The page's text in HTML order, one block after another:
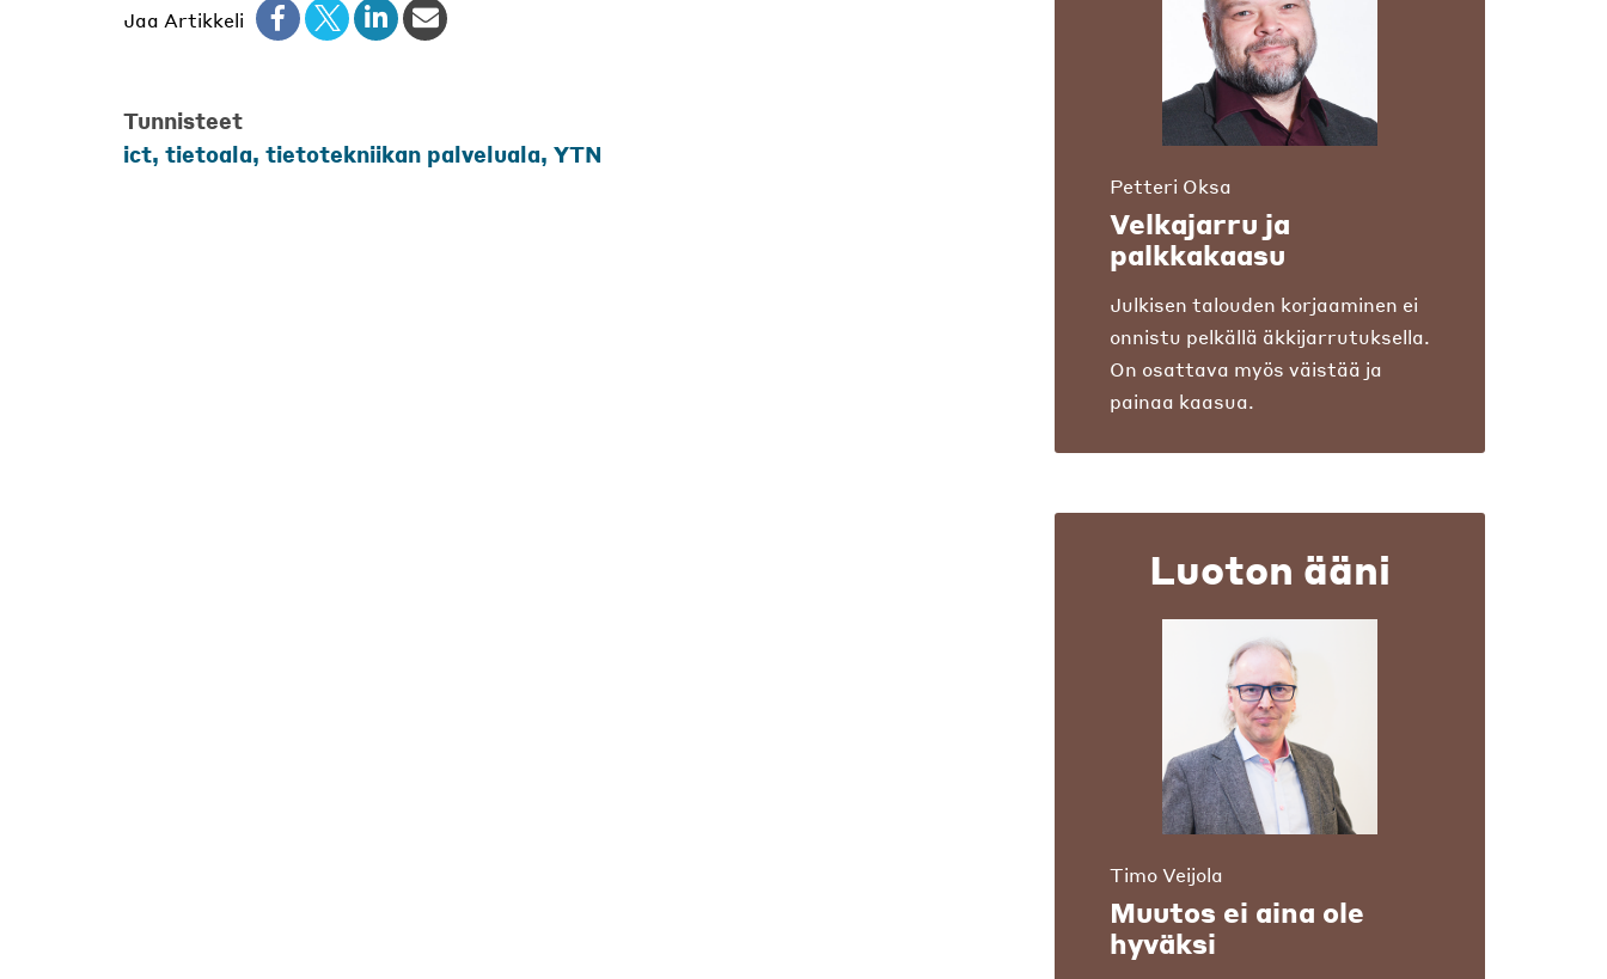
Jaa Artikkeli
Tunnisteet
ict, tietoala, tietotekniikan palveluala, YTN
Petteri Oksa
Velkajarru ja
palkkakaasu
Julkisen talouden korjaaminen ei
onnistu pelkällä äkkijarrutuksella.
On osattava myös väistää ja
painaa kaasua.
Luoton ääni
Timo Veijola
Muutos ei aina ole
hyväksi